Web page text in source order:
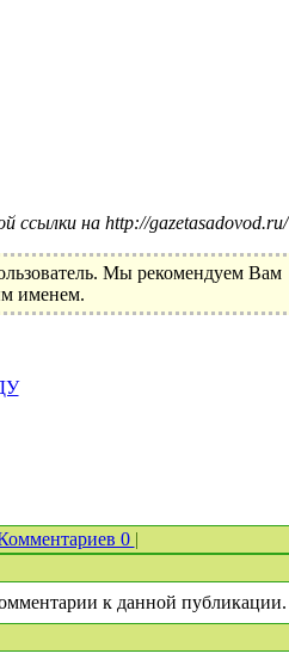
ссылки на http://gazetasadovod.ru/
Мы рекомендуем Вам
именем.
0 |
к данной публикации.